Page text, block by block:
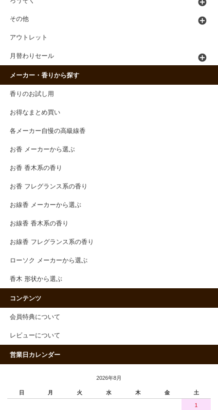
その他
アウトレット
月替わりセール
メーカー・香りから探す
香りのお試し用
お得なまとめ買い
各メーカー自慢の高級線香
お香 メーカーから選ぶ
お香 香木系の香り
お香 フレグランス系の香り
お線香 メーカーから選ぶ
お線香 香木系の香り
お線香 フレグランス系の香り
ローソク メーカーから選ぶ
香木 形状から選ぶ
コンテンツ
会員特典について
レビューについて
営業日カレンダー
2026年8月
日 月 火 水 木 金 土
1